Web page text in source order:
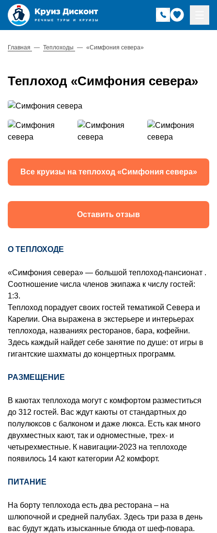
Главная — Теплоходы — «Симфония севера»
Теплоход «Симфония севера»
Все круизы на теплоход «Симфония севера»
Оставить отзыв
О ТЕПЛОХОДЕ
«Симфония севера» — большой теплоход-пансионат .
Соотношение числа членов экипажа к числу гостей:
1:3.
Теплоход порадует своих гостей тематикой Севера и
Карелии. Она выражена в экстерьере и интерьерах
теплохода, названиях ресторанов, бара, кофейни.
Здесь каждый найдет себе занятие по душе: от игры в
гигантские шахматы до концертных программ.
РАЗМЕЩЕНИЕ
В каютах теплохода могут с комфортом разместиться
до 312 гостей. Вас ждут каюты от стандартных до
полулюксов с балконом и даже люкса. Есть как много
двухместных кают, так и одноместные, трех- и
четырехместные. К навигации-2023 на теплоходе
появилось 14 кают категории А2 комфорт.
ПИТАНИЕ
На борту теплохода есть два ресторана – на
шлюпочной и средней палубах. Здесь три раза в день
вас будут ждать изысканные блюда от шеф-повара.